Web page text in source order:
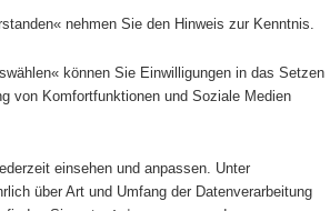
Nach Alphabet Nach Postleitzahl
in »Sport«
nehmen Sie den Hinweis zur Kenntnis.
können Sie Einwilligungen in das Setzen
von Komfortfunktionen und Soziale Medien
einsehen und anpassen. Unter
über Art und Umfang der Datenverarbeitung